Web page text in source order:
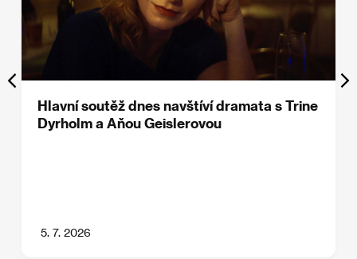
Hlavní soutěž dnes navštíví dramata s Trine
Dyrholm a Aňou Geislerovou
5. 7. 2026